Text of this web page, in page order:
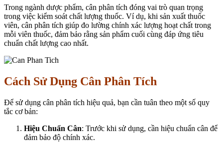
Trong ngành dược phẩm, cân phân tích đóng vai trò quan trọng
trong việc kiểm soát chất lượng thuốc. Ví dụ, khi sản xuất thuốc
viên, cân phân tích giúp đo lường chính xác lượng hoạt chất trong
mỗi viên thuốc, đảm bảo rằng sản phẩm cuối cùng đáp ứng tiêu
chuẩn chất lượng cao nhất.
Cách Sử Dụng Cân Phân Tích
Để sử dụng cân phân tích hiệu quả, bạn cần tuân theo một số quy
tắc cơ bản:
Hiệu Chuẩn Cân: Trước khi sử dụng, cần hiệu chuẩn cân để
đảm bảo độ chính xác.